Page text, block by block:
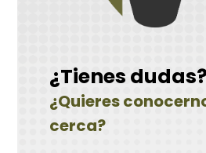
¿Tienes dudas?
¿Quieres
cerca?